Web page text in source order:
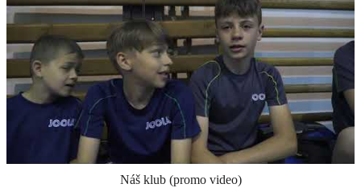
Náš klub (promo video)